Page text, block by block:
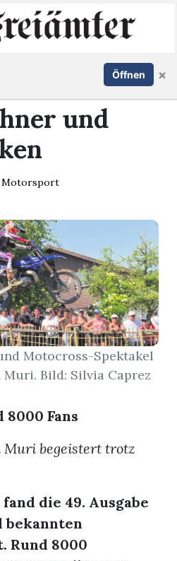
Abonnieren Anmelden
und
Motorsport
Motocross-Spektakel
Bild: Silvia Caprez
8000 Fans
Muri begeistert trotz
die 49. Ausgabe
bekannten
Rund 8000
Öffnen ×